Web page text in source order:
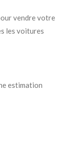
vendre votre
les voitures
estimation